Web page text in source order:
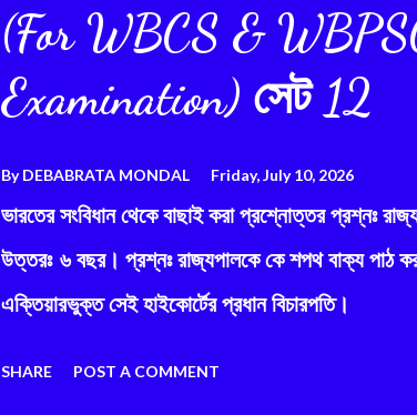
(For WBCS &
Examination) সেট 12
ByDEBABRATA MONDAL Friday, July 10, 2026
ভারতের সংবিধান থেকে বাছাই করা প্রশ্নোত্তর প্রশ্নঃ
উত্তরঃ ৬ বছর। প্রশ্নঃ রাজ্যপালকে কে শপথ বাক্য পাঠ
এক্তিয়ারভুক্ত সেই হাইকোর্টের প্রধান বিচারপতি।
SHARE POST A COMMENT